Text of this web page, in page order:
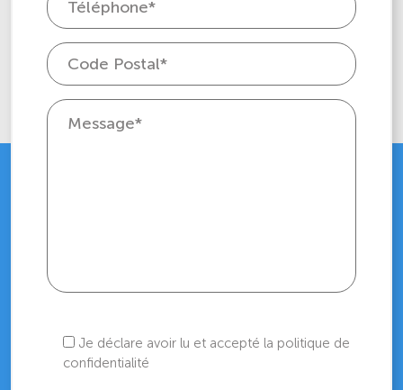
Je déclare avoir lu et accepté la politique de
confidentialité